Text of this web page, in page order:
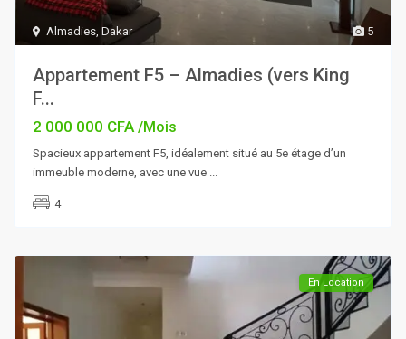
5
Almadies,Dakar
Appartement F5 – Almadies (vers King
F...
2 000 000 CFA/Mois
Spacieux appartement F5, idéalement situé au 5e étage d’un
immeuble moderne, avec une vue ...
4
En Location